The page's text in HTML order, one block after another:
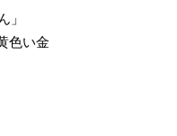
」
色い金